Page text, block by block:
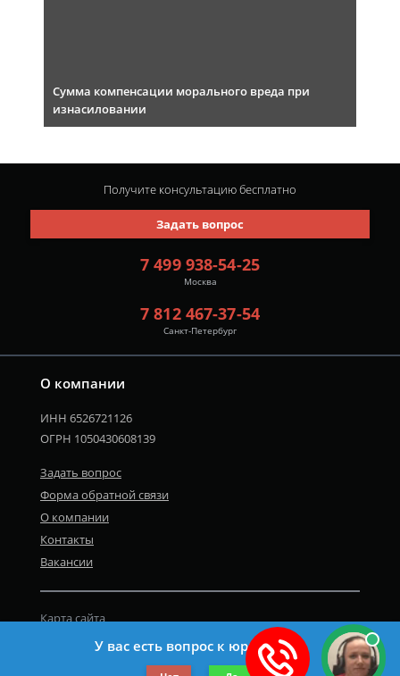
Сумма компенсации морального вреда при
изнасиловании
О компании
ИНН 6526721126
ОГРН 1050430608139
Задать вопрос
Форма обратной связи
О компании
Контакты
Вакансии
©2019-2026 Все права защищены.
Карта сайта
Политика персональных данных
7 499 938-54-25
Москва
7 812 467-37-54
Санкт-Петербург
Задать вопрос
Получите консультациюбесплатно
У вас есть вопрос к юристу?